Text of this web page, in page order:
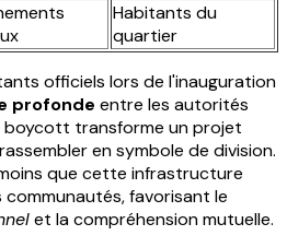
Habitants du
quartier
officiels lors de l'inauguration
profonde entre les autorités
boycott transforme un projet
en symbole de division.
que cette infrastructure
favorisant le
et la compréhension mutuelle.